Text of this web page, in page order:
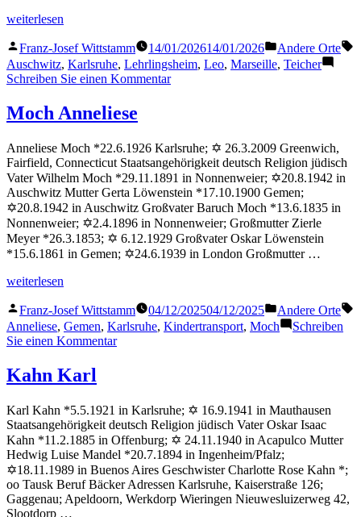
„Teicher
weiterlesen
Veröffentlicht
von
Franz-Josef Wittstamm 14/01/202614/01/2026
Veröffentlicht
in
Andere Orte
Auschwitz, Karlsruhe, Lehrlingsheim, Leo, Marseille, Teicher
Schreiben Sie einen Kommentarzu
Moch Anneliese
Anneliese Moch *22.6.1926 Karlsruhe; ✡ 26.3.2009 Greenwich,
Fairfield, Connecticut Staatsangehörigkeit deutsch Religion jüdisch
Vater Wilhelm Moch *29.11.1891 in Nonnenweier; ✡20.8.1942 in
Auschwitz Mutter Gerta Löwenstein *17.10.1900 Gemen;
✡20.8.1942 in Auschwitz Großvater Baruch Moch *13.6.1835 in
Nonnenweier; ✡2.4.1896 in Nonnenweier; Großmutter Zierle
Meyer *26.3.1853; ✡ 6.12.1929 Großvater Oskar Löwenstein
*15.6.1861 in Gemen; ✡24.6.1939 in London Großmutter …
„Moch
weiterlesen
Veröffentlicht
von
Franz-Josef Wittstamm 04/12/202504/12/2025
Veröffentlicht
in
Andere Orte
Anneliese, Gemen, Karlsruhe, Kindertransport, Moch
Schreiben
Sie einen Kommentarzu
Kahn Karl
Karl Kahn *5.5.1921 in Karlsruhe; ✡ 16.9.1941 in Mauthausen
Staatsangehörigkeit deutsch Religion jüdisch Vater Oskar Isaac
Kahn *11.2.1885 in Offenburg; ✡ 24.11.1940 in Acapulco Mutter
Hedwig Luise Mandel *20.7.1894 in Ingenheim/Pfalz;
✡18.11.1989 in Buenos Aires Geschwister Charlotte Rose Kahn *;
oo Tausk Beruf Bäcker Adressen Karlsruhe, Kaiserstraße 126;
Gaggenau; Apeldoorn, Werkdorp Wieringen Nieuwesluizerweg 42,
Slootdorp …